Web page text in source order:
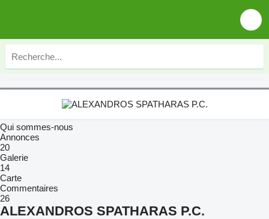
Qui sommes-nous
Annonces
20
Galerie
14
Carte
Commentaires
26
ALEXANDROS SPATHARAS P.C.